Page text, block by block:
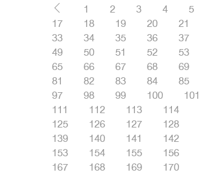
1 2 3 4 5
17
18 19 20 21
33
34 35 36 37
49
50 51 52 53
65
66 67 68 69
81
82 83 84 85
97
98 99 100 101
111
112 113 114
125
126 127 128
139
140 141 142
153
154 155 156
167
168 169 170